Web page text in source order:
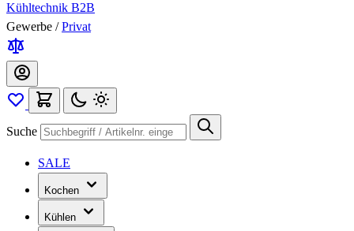
Kühltechnik B2B
Gewerbe / Privat
Suche
SALE
Kochen
Kühlen